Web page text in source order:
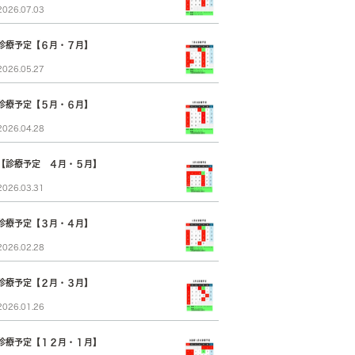
療予定【６月・７月】
療予定【５月・６月】
診療予定 ４月・５月】
療予定【３月・４月】
療予定【２月・３月】
療予定【１２月・１月】